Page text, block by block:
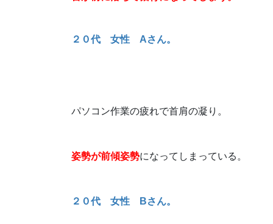
２０代 女性 Aさん。
パソコン作業の疲れで首肩の凝り。
姿勢が前傾姿勢になってしまっている。
２０代 女性 Bさん。